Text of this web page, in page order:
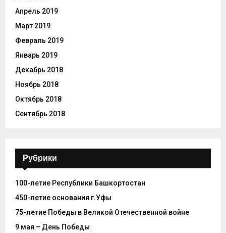
Апрель 2019
Март 2019
Февраль 2019
Январь 2019
Декабрь 2018
Ноябрь 2018
Октябрь 2018
Сентябрь 2018
Рубрики
100-летие Республики Башкортостан
450-летие основания г.Уфы
75-летие Победы в Великой Отечественной войне
9 мая – День Победы